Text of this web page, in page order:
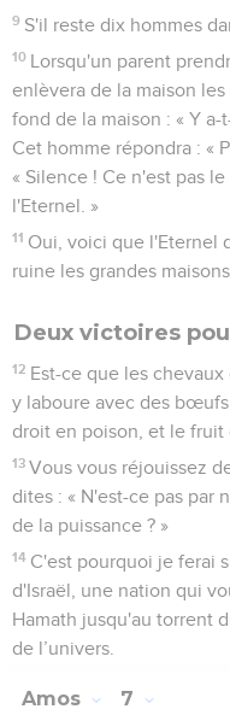
9 S'il reste dix hommes
10 Lorsqu'un parent
enlèvera de la maison
fond de la maison : « Y
Cet homme répondra : «
« Silence ! Ce n'est pas
l'Eternel. »
11 Oui, voici que l'Eternel
ruine les grandes
Deux victoires
12 Est-ce que les
y laboure avec des
droit en poison, et le fruit
13 Vous vous réjouissez
dites : « N'est-ce pas par
de la puissance ? »
14 C'est pourquoi je ferai
d'Israël, une nation qui
Hamath jusqu'au torrent
de l’univers.
Amos 7